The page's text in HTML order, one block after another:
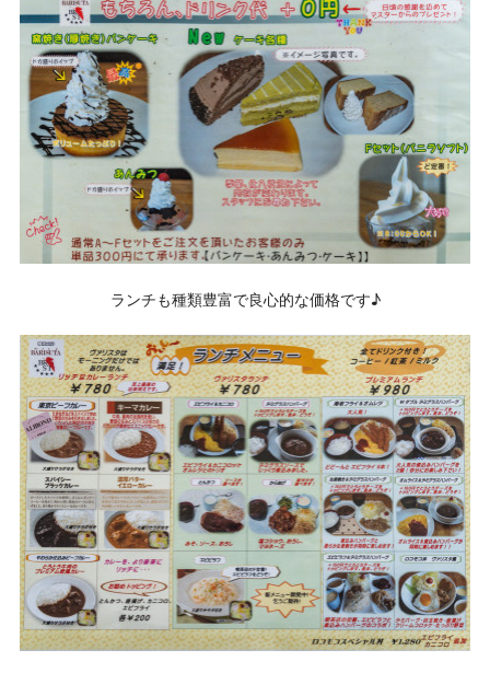
ランチも種類豊富で良心的な価格です♪